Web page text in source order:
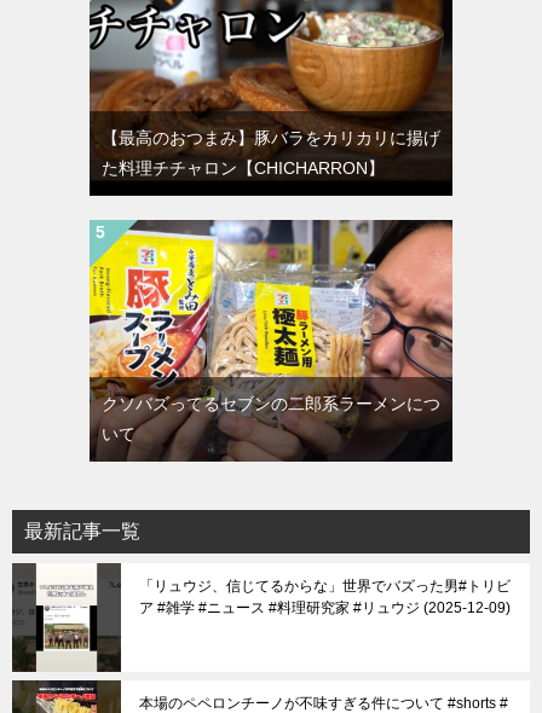
【最高のおつまみ】豚バラをカリカリに揚げ
た料理チチャロン【CHICHARRON】
クソバズってるセブンの二郎系ラーメンにつ
いて
最新記事一覧
「リュウジ、信じてるからな」世界でバズった男#トリビ
ア #雑学 #ニュース #料理研究家 #リュウジ 2025-12-09
本場のペペロンチーノが不味すぎる件について #shorts #